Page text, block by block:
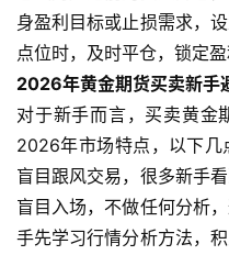
货
入
门
期
货
行
情
身盈利目标或止损需求，
点位时，及时平仓，锁定盈
2026年黄金期货买卖新手
对于新手而言，买卖黄金
2026年市场特点，以下
盲目跟风交易，很多新手
盲目入场，不做任何分析
手先学习行情分析方法，